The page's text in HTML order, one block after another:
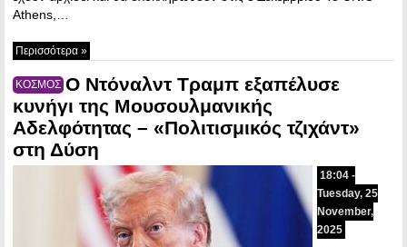
Athens,…
Περισσότερα »
ΚΟΣΜΟΣ Ο Ντόναλντ Τραμπ εξαπέλυσε
κυνήγι της Μουσουλμανικής
Αδελφότητας – «Πολιτισμικός τζιχάντ»
στη Δύση
18:04 -
Tuesday, 25
November,
2025